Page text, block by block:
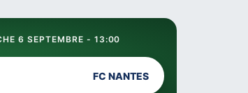
6 SEPTEMBRE - 13:00
FC NANTES